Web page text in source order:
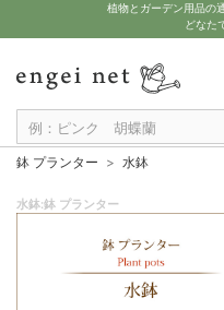
植物とガーデン用品の
どなた
鉢 プランター 水鉢
水鉢:鉢 プランター